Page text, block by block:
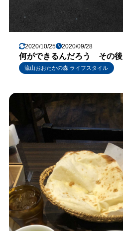
2020/10/25 2020/09/28
何ができるんだろう その後
流山おおたかの森 ライフスタイル